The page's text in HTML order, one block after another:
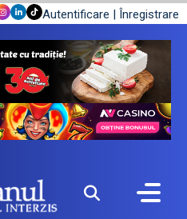
Autentificare | Înregistrare